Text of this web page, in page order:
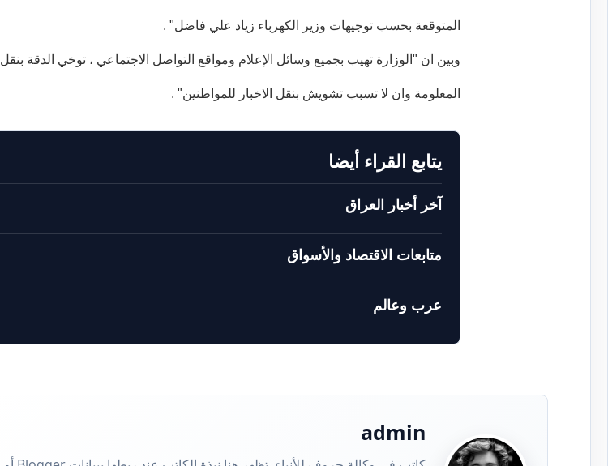
المتوقعة بحسب توجيهات وزير الكهرباء زياد علي فاضل" .
وبين ان "الوزارة تهيب بجميع وسائل الإعلام ومواقع التواصل الاجتماعي ، توخي الدقة بنقل
المعلومة وان لا تسبب تشويش بنقل الاخبار للمواطنين" .
يتابع القراء أيضا
آخر أخبار العراق
متابعات الاقتصاد والأسواق
عرب وعالم
admin